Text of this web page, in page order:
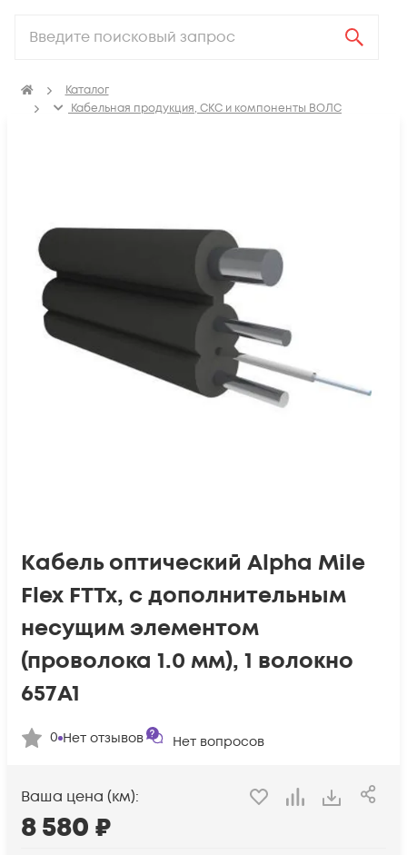
Каталог
Кабельная продукция, СКС и компоненты ВОЛС
Кабель оптический Alpha Mile
Flex FTTx, с дополнительным
несущим элементом
(проволока 1.0 мм), 1 волокно
657A1
0 Нет отзывов Нет вопросов
Ваша цена (км):
8 580 ₽